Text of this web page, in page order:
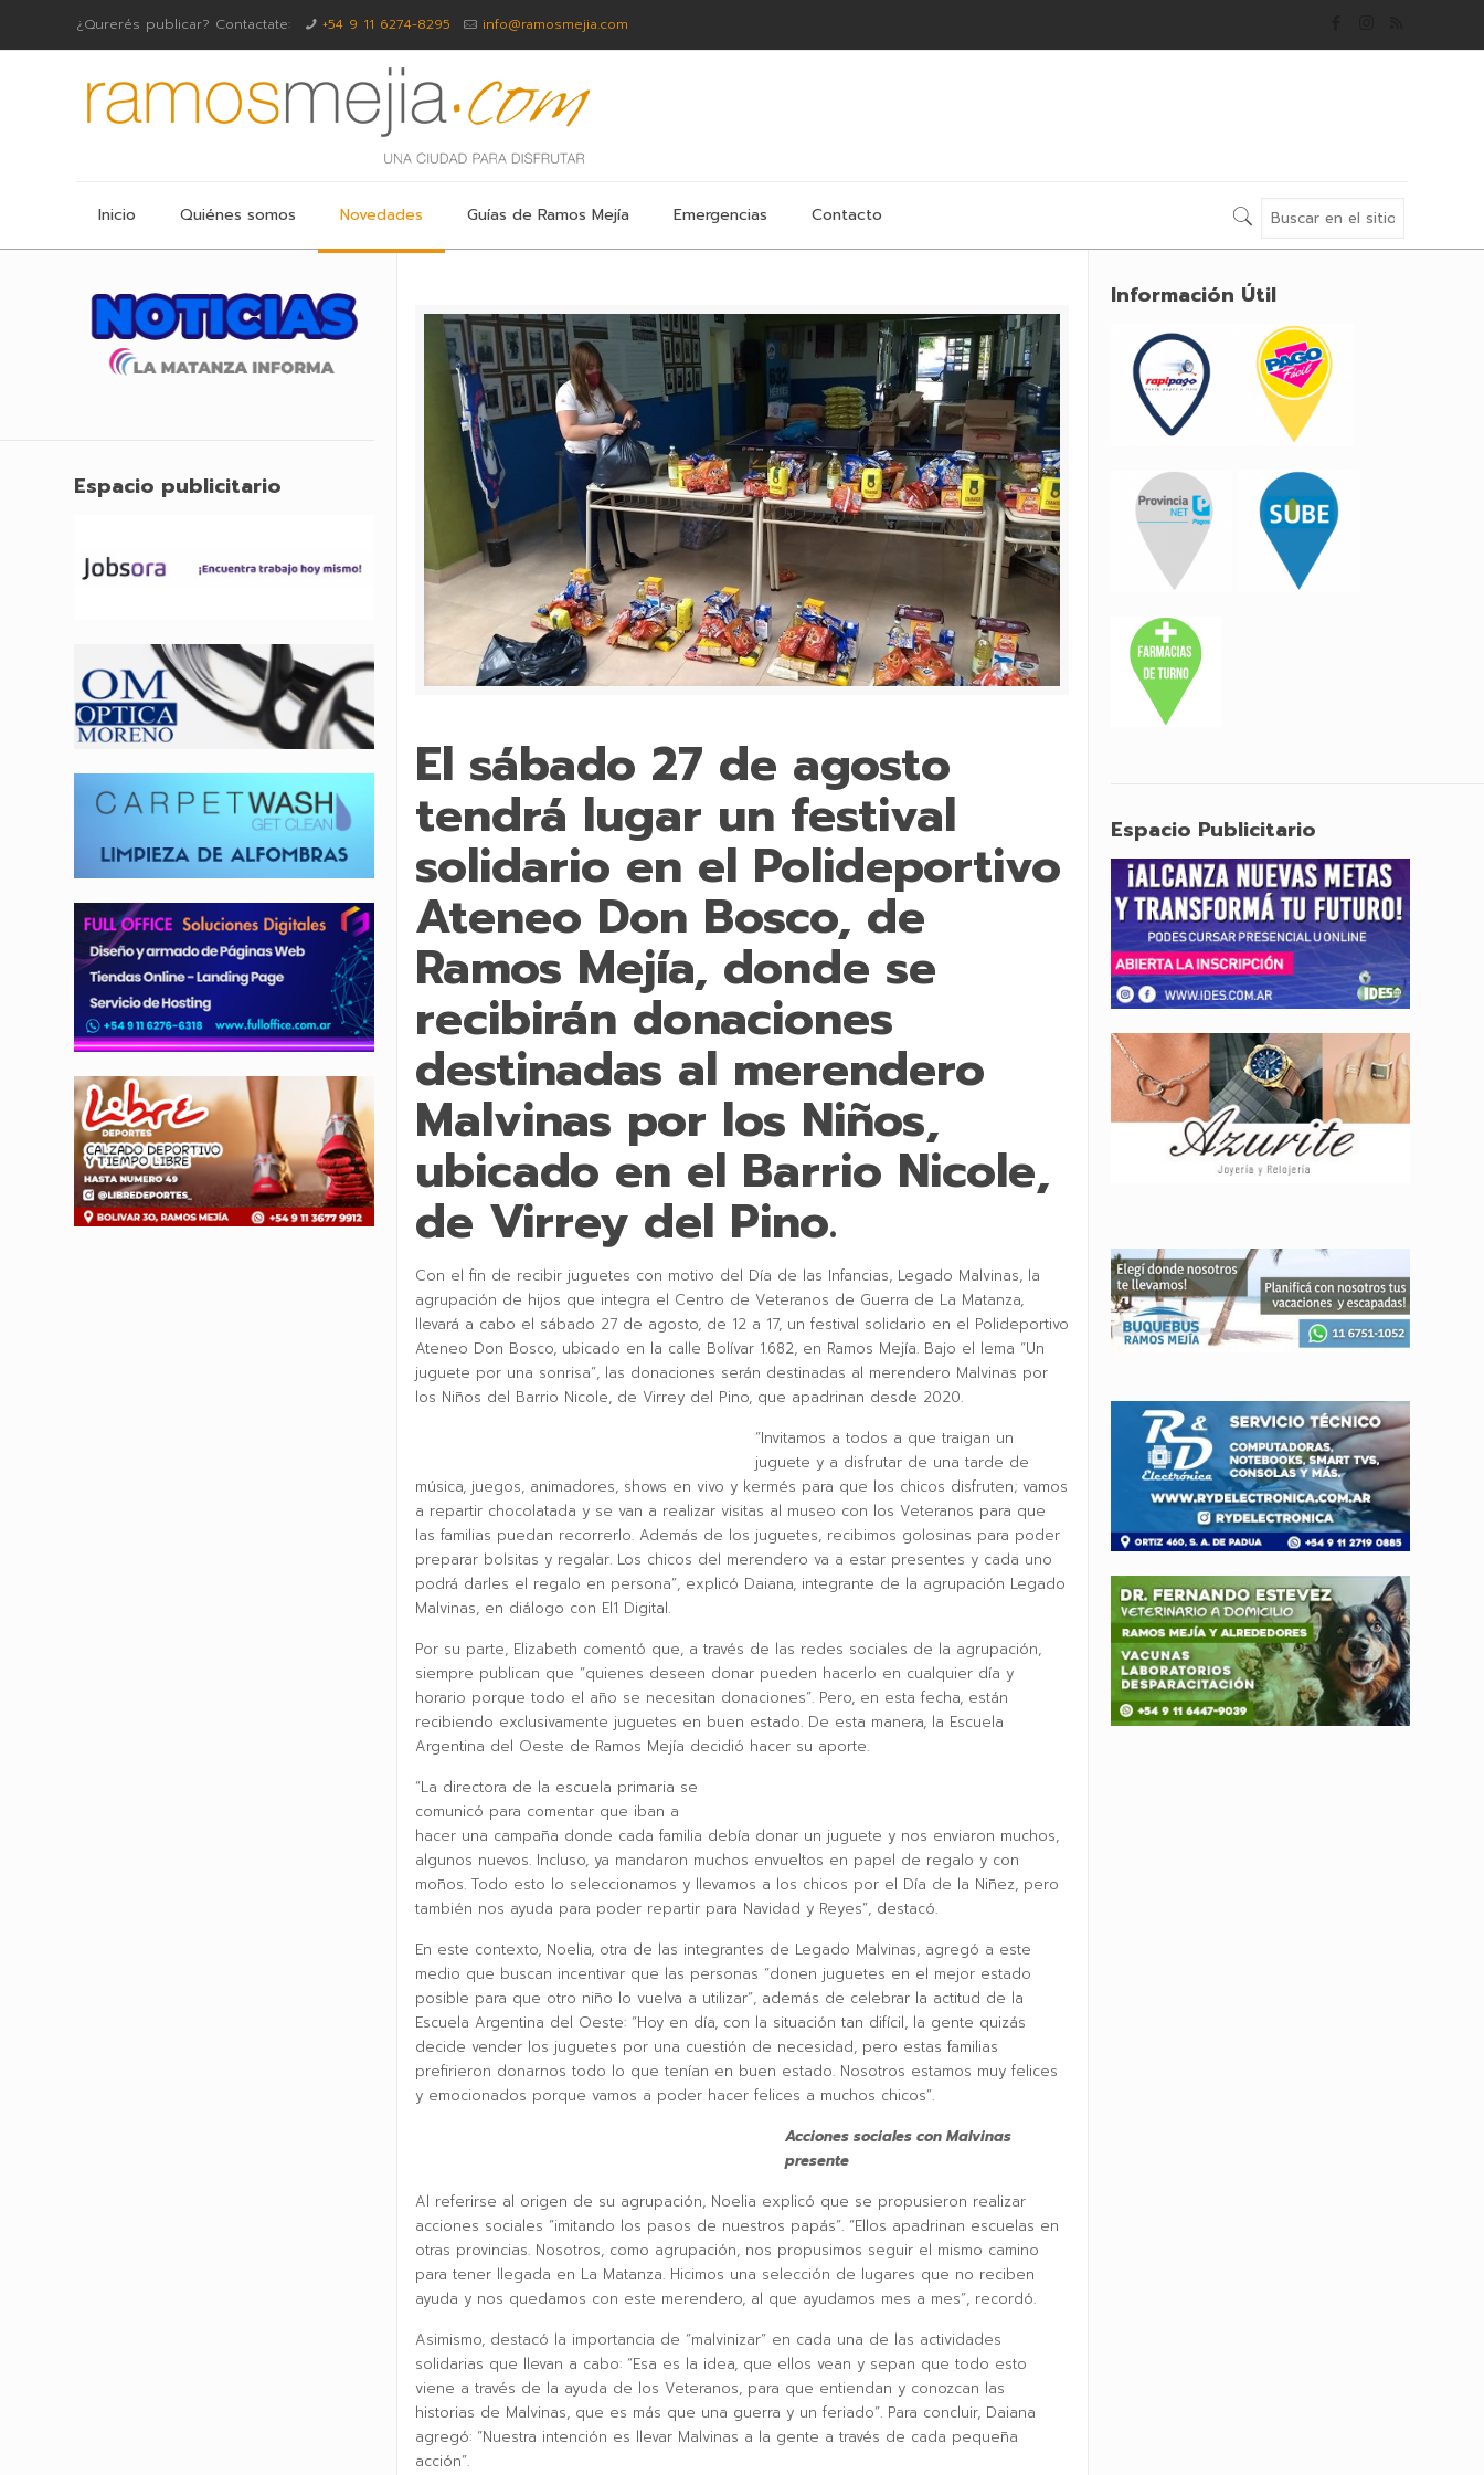
¿Qurerés publicar? Contactate: +54 9 11 6274-8295 info@ramosmejia.com
Inicio Quiénes somos Novedades Guías de Ramos Mejía Emergencias Contacto
El sábado 27 de agosto
tendrá lugar un festival
solidario en el Polideportivo
Ateneo Don Bosco, de
Ramos Mejía, donde se
recibirán donaciones
destinadas al merendero
Malvinas por los Niños,
ubicado en el Barrio Nicole,
de Virrey del Pino.
Con el fin de recibir juguetes con motivo del Día de las Infancias, Legado Malvinas, la
agrupación de hijos que integra el Centro de Veteranos de Guerra de La Matanza,
llevará a cabo el sábado 27 de agosto, de 12 a 17, un festival solidario en el Polideportivo
Ateneo Don Bosco, ubicado en la calle Bolívar 1.682, en Ramos Mejía. Bajo el lema “Un
juguete por una sonrisa”, las donaciones serán destinadas al merendero Malvinas por
los Niños del Barrio Nicole, de Virrey del Pino, que apadrinan desde 2020.
“Invitamos a todos a que traigan un
juguete y a disfrutar de una tarde de
música, juegos, animadores, shows en vivo y kermés para que los chicos disfruten; vamos
a repartir chocolatada y se van a realizar visitas al museo con los Veteranos para que
las familias puedan recorrerlo. Además de los juguetes, recibimos golosinas para poder
preparar bolsitas y regalar. Los chicos del merendero va a estar presentes y cada uno
podrá darles el regalo en persona”, explicó Daiana, integrante de la agrupación Legado
Malvinas, en diálogo con El1 Digital.
Por su parte, Elizabeth comentó que, a través de las redes sociales de la agrupación,
siempre publican que “quienes deseen donar pueden hacerlo en cualquier día y
horario porque todo el año se necesitan donaciones”. Pero, en esta fecha, están
recibiendo exclusivamente juguetes en buen estado. De esta manera, la Escuela
Argentina del Oeste de Ramos Mejía decidió hacer su aporte.
“La directora de la escuela primaria se
comunicó para comentar que iban a
hacer una campaña donde cada familia debía donar un juguete y nos enviaron muchos,
algunos nuevos. Incluso, ya mandaron muchos envueltos en papel de regalo y con
moños. Todo esto lo seleccionamos y llevamos a los chicos por el Día de la Niñez, pero
también nos ayuda para poder repartir para Navidad y Reyes”, destacó.
En este contexto, Noelia, otra de las integrantes de Legado Malvinas, agregó a este
medio que buscan incentivar que las personas “donen juguetes en el mejor estado
posible para que otro niño lo vuelva a utilizar”, además de celebrar la actitud de la
Escuela Argentina del Oeste: “Hoy en día, con la situación tan difícil, la gente quizás
decide vender los juguetes por una cuestión de necesidad, pero estas familias
prefirieron donarnos todo lo que tenían en buen estado. Nosotros estamos muy felices
y emocionados porque vamos a poder hacer felices a muchos chicos”.
Acciones sociales con Malvinas
presente
Al referirse al origen de su agrupación, Noelia explicó que se propusieron realizar
acciones sociales “imitando los pasos de nuestros papás”. “Ellos apadrinan escuelas en
otras provincias. Nosotros, como agrupación, nos propusimos seguir el mismo camino
para tener llegada en La Matanza. Hicimos una selección de lugares que no reciben
ayuda y nos quedamos con este merendero, al que ayudamos mes a mes”, recordó.
Asimismo, destacó la importancia de “malvinizar” en cada una de las actividades
solidarias que llevan a cabo: “Esa es la idea, que ellos vean y sepan que todo esto
viene a través de la ayuda de los Veteranos, para que entiendan y conozcan las
historias de Malvinas, que es más que una guerra y un feriado”. Para concluir, Daiana
agregó: “Nuestra intención es llevar Malvinas a la gente a través de cada pequeña
acción”.
Espacio publicitario
Información Útil
Espacio Publicitario